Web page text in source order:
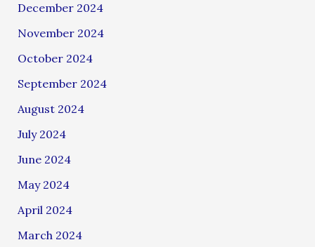
December 2024
November 2024
October 2024
September 2024
August 2024
July 2024
June 2024
May 2024
April 2024
March 2024